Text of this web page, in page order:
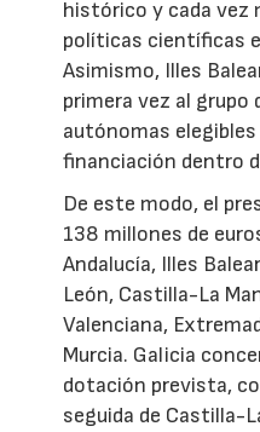
histórico y cada vez
políticas científicas
Asimismo, Illes
primera vez al grupo
autónomas
financiación dentro
De este modo, el
138 millones de
Andalucía, Illes
León, Castilla-La
Valenciana,
Murcia. Galicia
dotación prevista,
seguida de Castilla-